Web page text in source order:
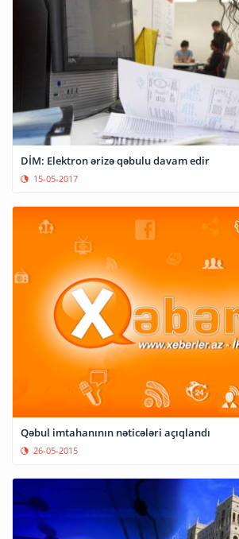
DİM: Elektron ərizə qəbulu davam edir
15-05-2017
Qəbul imtahanının nəticələri açıqlandı
26-05-2015